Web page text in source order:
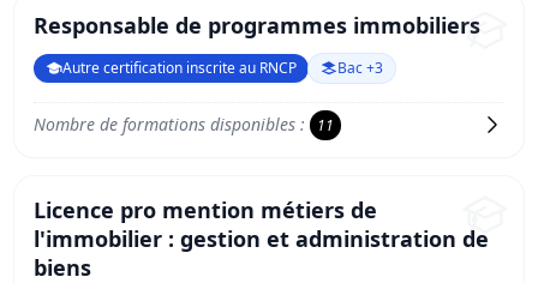
Responsable de programmes immobiliers
Autre certification inscrite au RNCP Bac +3
Nombre de formations disponibles : 11
Licence pro mention métiers de
l'immobilier : gestion et administration de
biens